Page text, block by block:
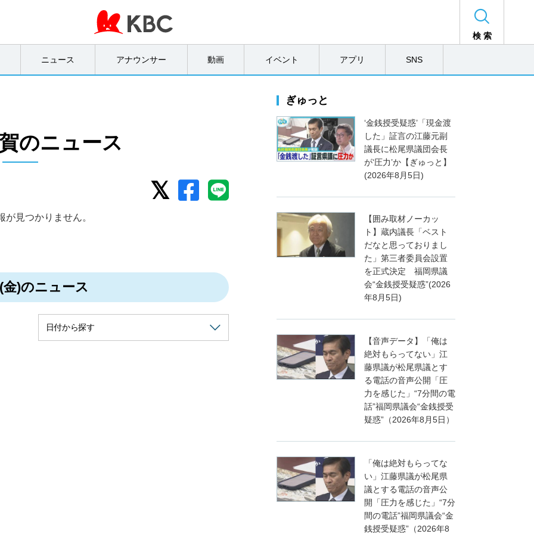
検 索
ニュース アナウンサー 動画 イベント アプリ SNS
のニュース
が見つかりません。
金)のニュース
ぎゅっと
‘金銭授受疑惑’「現金渡
した」証言の江藤元副
議長に松尾県議団会長
が‘圧力’か【ぎゅっと】
(2026年8月5日)
【囲み取材ノーカッ
ト】蔵内議長「ベスト
だなと思っておりまし
た」第三者委員会設置
を正式決定 福岡県議
会“金銭授受疑惑”(2026
年8月5日)
【音声データ】「俺は
絶対もらってない」江
藤県議が松尾県議とす
る電話の音声公開「圧
力を感じた」“7分間の電
話”福岡県議会“金銭授受
疑惑”（2026年8月5日）
「俺は絶対もらってな
い」江藤県議が松尾県
議とする電話の音声公
開「圧力を感じた」“7分
間の電話”福岡県議会“金
銭授受疑惑”（2026年8